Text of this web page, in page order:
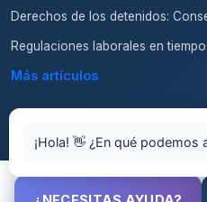
Derechos de los detenidos:
Regulaciones laborales en
Más artículos
© 2026 Abogados.top.
¡Hola! 👋 ¿En qué podemos